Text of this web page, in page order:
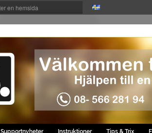
Supportnyheter Instruktioner Tips & Trix